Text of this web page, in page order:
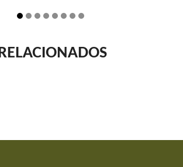
RELACIONADOS